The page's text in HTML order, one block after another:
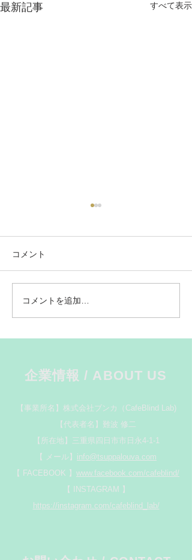
最新記事 すべて表示
テレビ朝日系木曜夜９時放送
の新番組『未来への１０カウ
ント』にツッパルーバが 美術
協力させていただいておりま
置中ですので、 皆様、本編の
番組ホームページ：木曜ドラ
マ『未来への１０カウント』
コメント
コメントを追加…
企業情報 / ABOUT US
【事業所名】株式会社ブンカ（CafeBlind Lab)
【代表者名】難波 修二
【所在地】三重県四日市市日永4-1-1
【 メール】 info@tsuppalouva.com
​【 FACEBOOK 】 www.facebook.com/cafeblind/
​【 INSTAGRAM 】
https://instagram.com/cafeblind_lab/